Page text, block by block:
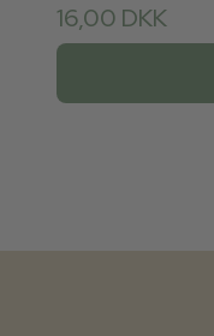
16,00 DKK